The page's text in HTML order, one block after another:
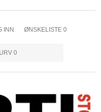
INN ØNSKELISTE 0
0